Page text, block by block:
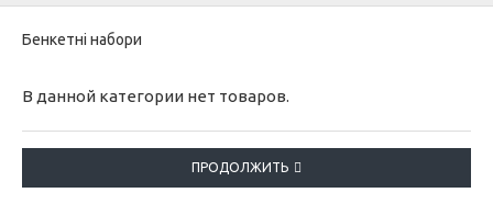
Бенкетні набори
В данной категории нет товаров.
ПРОДОЛЖИТЬ